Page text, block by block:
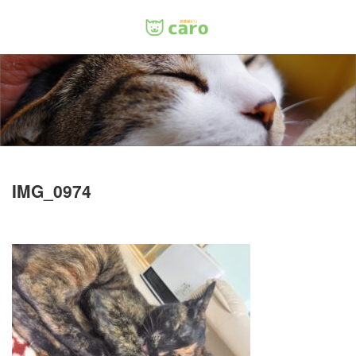
IMG_0974
Menu
ホーム
料金
里親について
お問い合わせ